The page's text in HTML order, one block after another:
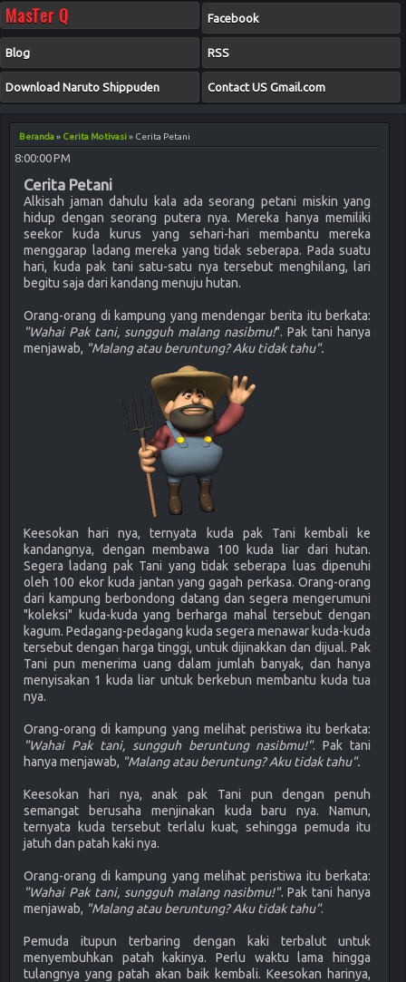
MasTer Q Facebook
Blog RSS
Download Naruto Shippuden Contact US Gmail.com
Beranda» Cerita Motivasi» Cerita Petani
8:00:00 PM
Cerita Petani
Alkisah jaman dahulu kala ada seorang petani miskin yang
hidup dengan seorang putera nya. Mereka hanya memiliki
seekor kuda kurus yang sehari-hari membantu mereka
menggarap ladang mereka yang tidak seberapa. Pada suatu
hari, kuda pak tani satu-satu nya tersebut menghilang, lari
begitu saja dari kandang menuju hutan.
Orang-orang di kampung yang mendengar berita itu berkata:
"Wahai Pak tani, sungguh malang nasibmu!". Pak tani hanya
menjawab, "Malang atau beruntung? Aku tidak tahu".
Keesokan hari nya, ternyata kuda pak Tani kembali ke
kandangnya, dengan membawa 100 kuda liar dari hutan.
Segera ladang pak Tani yang tidak seberapa luas dipenuhi
oleh 100 ekor kuda jantan yang gagah perkasa. Orang-orang
dari kampung berbondong datang dan segera mengerumuni
"koleksi" kuda-kuda yang berharga mahal tersebut dengan
kagum. Pedagang-pedagang kuda segera menawar kuda-kuda
tersebut dengan harga tinggi, untuk dijinakkan dan dijual. Pak
Tani pun menerima uang dalam jumlah banyak, dan hanya
menyisakan 1 kuda liar untuk berkebun membantu kuda tua
nya.
Orang-orang di kampung yang melihat peristiwa itu berkata:
"Wahai Pak tani, sungguh beruntung nasibmu!". Pak tani
hanya menjawab, "Malang atau beruntung? Aku tidak tahu".
Keesokan hari nya, anak pak Tani pun dengan penuh
semangat berusaha menjinakan kuda baru nya. Namun,
ternyata kuda tersebut terlalu kuat, sehingga pemuda itu
jatuh dan patah kaki nya.
Orang-orang di kampung yang melihat peristiwa itu berkata:
"Wahai Pak tani, sungguh malang nasibmu!". Pak tani hanya
menjawab, "Malang atau beruntung? Aku tidak tahu".
Pemuda itupun terbaring dengan kaki terbalut untuk
menyembuhkan patah kakinya. Perlu waktu lama hingga
tulangnya yang patah akan baik kembali. Keesokan harinya,